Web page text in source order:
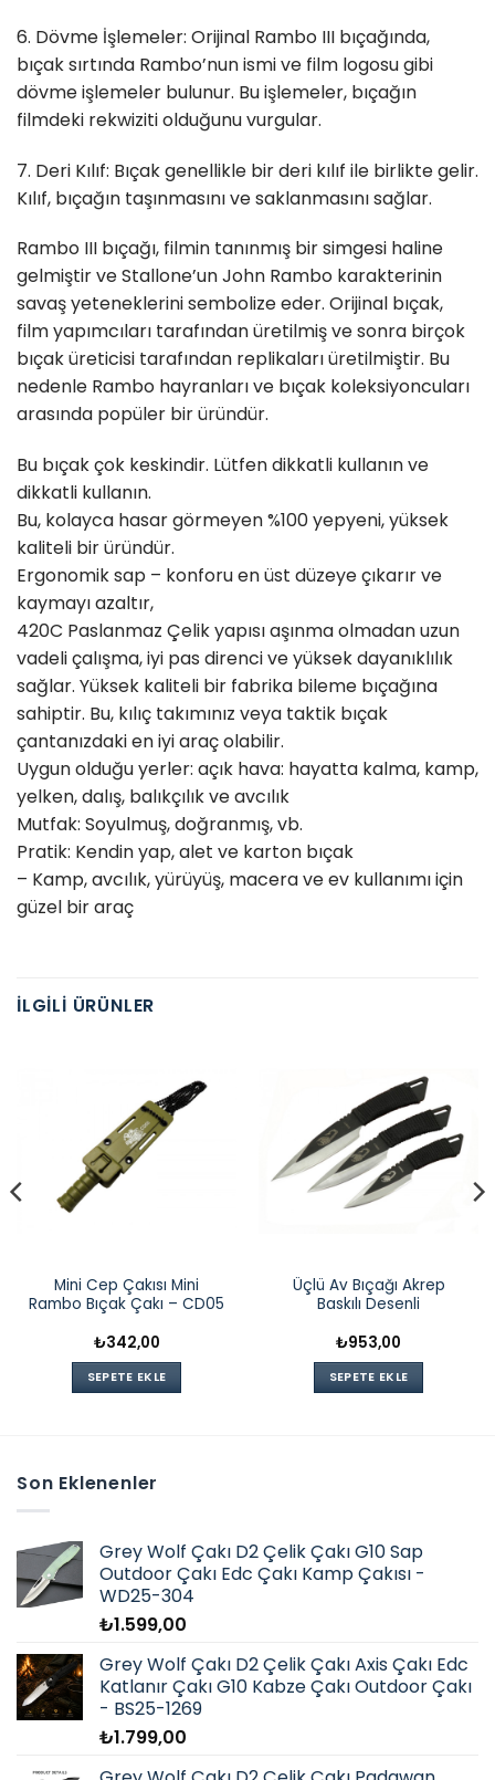
6. Dövme İşlemeler: Orijinal Rambo III bıçağında,
bıçak sırtında Rambo’nun ismi ve film logosu gibi
dövme işlemeler bulunur. Bu işlemeler, bıçağın
filmdeki rekwiziti olduğunu vurgular.
7. Deri Kılıf: Bıçak genellikle bir deri kılıf ile birlikte gelir.
Kılıf, bıçağın taşınmasını ve saklanmasını sağlar.
Rambo III bıçağı, filmin tanınmış bir simgesi haline
gelmiştir ve Stallone’un John Rambo karakterinin
savaş yeteneklerini sembolize eder. Orijinal bıçak,
film yapımcıları tarafından üretilmiş ve sonra birçok
bıçak üreticisi tarafından replikaları üretilmiştir. Bu
nedenle Rambo hayranları ve bıçak koleksiyoncuları
arasında popüler bir üründür.
Bu bıçak çok keskindir. Lütfen dikkatli kullanın ve
dikkatli kullanın.
Bu, kolayca hasar görmeyen %100 yepyeni, yüksek
kaliteli bir üründür.
Ergonomik sap – konforu en üst düzeye çıkarır ve
kaymayı azaltır,
420C Paslanmaz Çelik yapısı aşınma olmadan uzun
vadeli çalışma, iyi pas direnci ve yüksek dayanıklılık
sağlar. Yüksek kaliteli bir fabrika bileme bıçağına
sahiptir. Bu, kılıç takımınız veya taktik bıçak
çantanızdaki en iyi araç olabilir.
Uygun olduğu yerler: açık hava: hayatta kalma, kamp,
​​yelken, dalış, balıkçılık ve avcılık
Mutfak: Soyulmuş, doğranmış, vb.
Pratik: Kendin yap, alet ve karton bıçak
– Kamp, avcılık, yürüyüş, macera ve ev kullanımı için
güzel bir araç
İLGILI ÜRÜNLER
Mini Cep Çakısı Mini
Rambo Bıçak Çakı – CD05
₺342,00
SEPETE EKLE
Üçlü Av Bıçağı Akrep
Baskılı Desenli
₺953,00
SEPETE EKLE
Son Eklenenler
Grey Wolf Çakı D2 Çelik Çakı G10 Sap
Outdoor Çakı Edc Çakı Kamp Çakısı -
WD25-304
₺1.599,00
Grey Wolf Çakı D2 Çelik Çakı Axis Çakı Edc
Katlanır Çakı G10 Kabze Çakı Outdoor Çakı
- BS25-1269
₺1.799,00